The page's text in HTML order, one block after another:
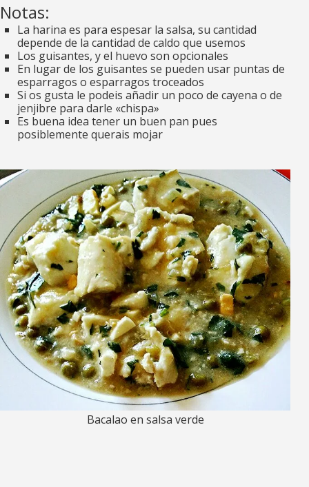
Notas:
La harina es para espesar la salsa, su cantidad
depende de la cantidad de caldo que usemos
Los guisantes, y el huevo son opcionales
En lugar de los guisantes se pueden usar puntas de
esparragos o esparragos troceados
Si os gusta le podeis añadir un poco de cayena o de
jenjibre para darle «chispa»
Es buena idea tener un buen pan pues
posiblemente querais mojar
Bacalao en salsa verde